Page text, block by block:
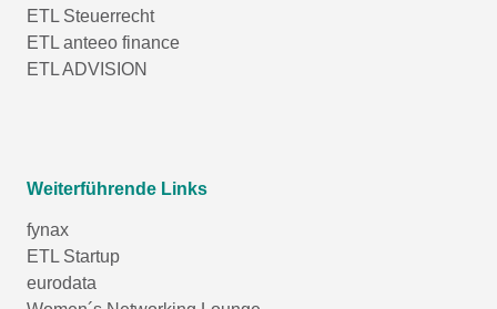
ETL Steuerrecht
ETL anteeo finance
ETL ADVISION
Weiterführende Links
fynax
ETL Startup
eurodata